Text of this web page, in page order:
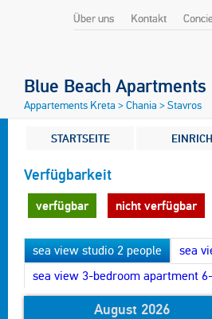
Über uns Kontakt
Blue Beach Apartments
Appartements Kreta >Chania >Stavros
STARTSEITE
Verfügbarkeit
verfügbar nicht verfügbar
sea view studio 2 people sea
sea view 3-bedroom apartment
August 2026